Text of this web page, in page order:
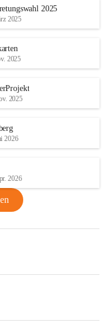
2025
2025
2025
2025
2026
2026